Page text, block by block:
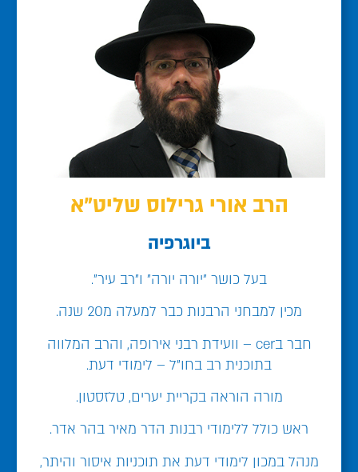
הרב אורי גרילוס שליט"א
ביוגרפיה
בעל כושר "יורה יורה" ו"רב עיר".
מכין למבחני הרבנות כבר למעלה מ20 שנה.
חבר בcer – וועידת רבני אירופה, והרב המלווה
בתוכנית רב בחו"ל – לימודי דעת.
מורה הוראה בקריית יערים, טלזסטון.
ראש כולל ללימודי רבנות הדר מאיר בהר אדר.
מנהל במכון לימודי דעת את תוכניות איסור והיתר,